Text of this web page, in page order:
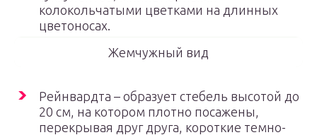
колокольчатыми цветками на длинных
цветоносах.
Жемчужный вид
Рейнвардта – образует стебель высотой до
20 см, на котором плотно посажены,
перекрывая друг друга, короткие темно-